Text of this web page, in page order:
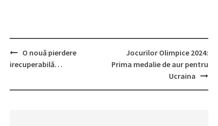
Post
O nouă pierdere
irecuperabilă…
Jocurilor Olimpice 2024:
Prima medalie de aur pentru
Ucraina